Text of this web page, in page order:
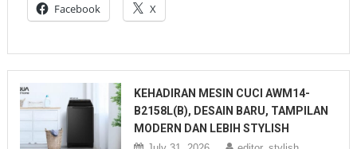
Facebook X
KEHADIRAN MESIN CUCI AWM14-
B2158L(B), DESAIN BARU, TAMPILAN
MODERN DAN LEBIH STYLISH